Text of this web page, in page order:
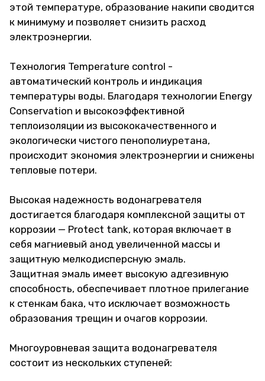
этой температуре, образование накипи сводится
к минимуму и позволяет снизить расход
электроэнергии.
Технология Temperature control -
автоматический контроль и индикация
температуры воды. Благодаря технологии Energy
Conservation и высокоэффективной
теплоизоляции из высококачественного и
экологически чистого пенополиуретана,
происходит экономия электроэнергии и снижены
тепловые потери.
Высокая надежность водонагревателя
достигается благодаря комплексной защиты от
коррозии — Protect tank, которая включает в
себя магниевый анод увеличенной массы и
защитную мелкодисперсную эмаль.
Защитная эмаль имеет высокую адгезивную
способность, обеспечивает плотное прилегание
к стенкам бака, что исключает возможность
образования трещин и очагов коррозии.
Многоуровневая защита водонагревателя
состоит из нескольких ступеней: